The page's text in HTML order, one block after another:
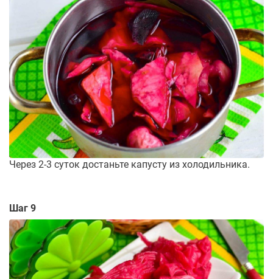
Через 2-3 суток достаньте капусту из холодильника.
Шаг 9